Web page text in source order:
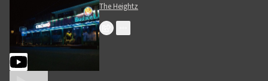
The Heightz